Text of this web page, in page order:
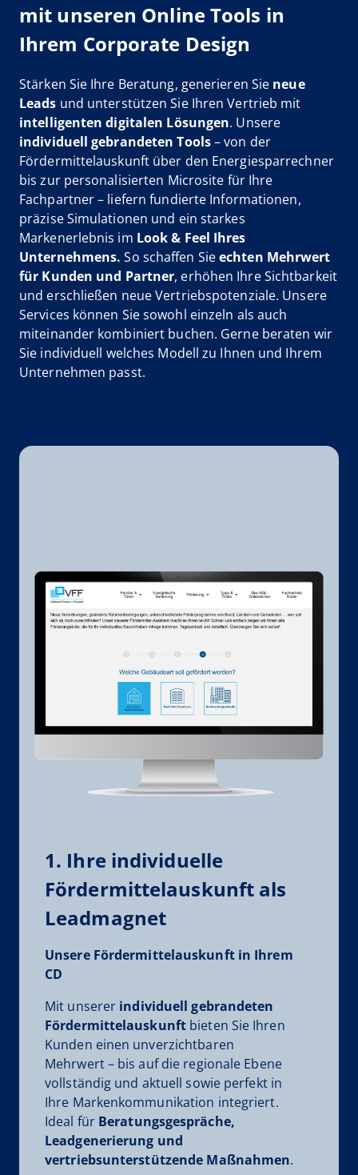
mit unseren Online Tools in
Ihrem Corporate Design
Stärken Sie Ihre Beratung, generieren Sie neue
Leads und unterstützen Sie Ihren Vertrieb mit
intelligenten digitalen Lösungen. Unsere
individuell gebrandeten Tools– von der
Fördermittelauskunft über den Energiesparrechner
bis zur personalisierten Microsite für Ihre
Fachpartner – liefern fundierte Informationen,
präzise Simulationen und ein starkes
Markenerlebnis im Look & Feel Ihres
Unternehmens. So schaffen Sieechten Mehrwert
für Kunden und Partner, erhöhen Ihre Sichtbarkeit
und erschließen neue Vertriebspotenziale. Unsere
Services können Sie sowohl einzeln als auch
miteinander kombiniert buchen. Gerne beraten wir
Sie individuell welches Modell zu Ihnen und Ihrem
Unternehmen passt.
1. Ihre individuelle
Fördermittelauskunft als
Leadmagnet
Unsere Fördermittelauskunft in Ihrem
CD
Mit unserer individuell gebrandeten
Fördermittelauskunft bieten Sie Ihren
Kunden einen unverzichtbaren
Mehrwert – bis auf die regionale Ebene
vollständig und aktuell sowie perfekt in
Ihre Markenkommunikation integriert.
Ideal für Beratungsgespräche,
Leadgenerierung und
vertriebsunterstützende Maßnahmen.